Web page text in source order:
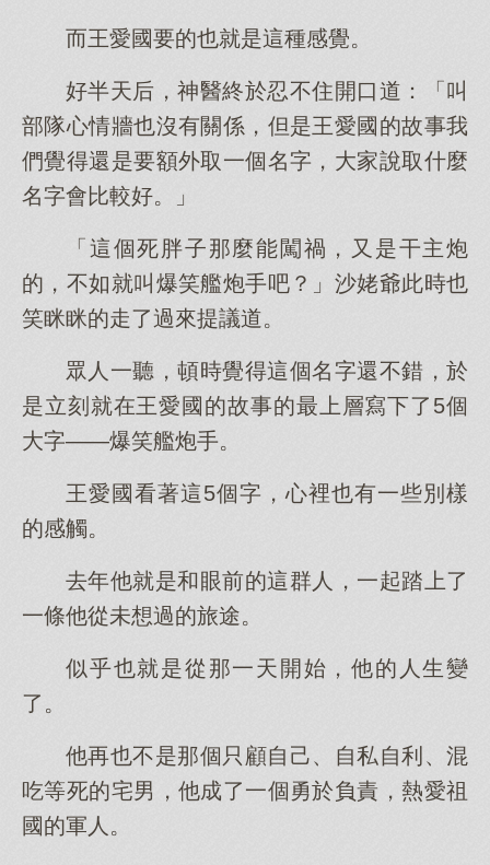
而王愛國要的也就是這種感覺。
好半天后，神醫終於忍不住開口道：「叫
部隊心情牆也沒有關係，但是王愛國的故事我
們覺得還是要額外取一個名字，大家說取什麼
名字會比較好。」
「這個死胖子那麼能闖禍，又是干主炮
的，不如就叫爆笑艦炮手吧？」沙姥爺此時也
笑眯眯的走了過來提議道。
眾人一聽，頓時覺得這個名字還不錯，於
是立刻就在王愛國的故事的最上層寫下了5個
大字——爆笑艦炮手。
王愛國看著這5個字，心裡也有一些別樣
的感觸。
去年他就是和眼前的這群人，一起踏上了
一條他從未想過的旅途。
似乎也就是從那一天開始，他的人生變
了。
他再也不是那個只顧自己、自私自利、混
吃等死的宅男，他成了一個勇於負責，熱愛祖
國的軍人。